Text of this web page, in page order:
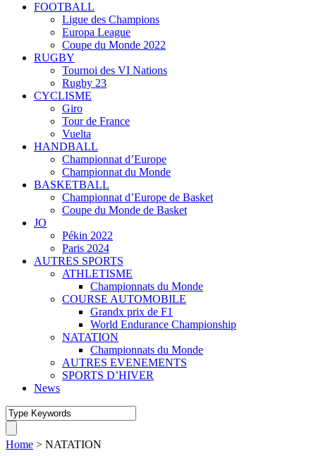
FOOTBALL
Ligue des Champions
Europa League
Coupe du Monde 2022
RUGBY
Tournoi des VI Nations
Rugby 23
CYCLISME
Giro
Tour de France
Vuelta
HANDBALL
Championnat d’Europe
Championnat du Monde
BASKETBALL
Championnat d’Europe de Basket
Coupe du Monde de Basket
JO
Pékin 2022
Paris 2024
AUTRES SPORTS
ATHLETISME
Championnats du Monde
COURSE AUTOMOBILE
Grandx prix de F1
World Endurance Championship
NATATION
Championnats du Monde
AUTRES EVENEMENTS
SPORTS D’HIVER
News
Home > NATATION